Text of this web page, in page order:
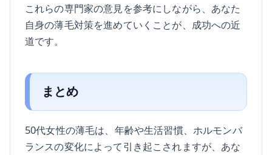
これらの専門家の意見を参考にしながら、あなた
自身の薄毛対策を進めていくことが、成功への近
道です。
まとめ
50代女性の薄毛は、年齢や生活習慣、ホルモンバ
ランスの変化によって引き起こされますが、あな